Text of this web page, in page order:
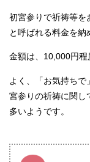
初宮参りで祈祷等を
と呼ばれる料金を納
金額は、10,000円程
よく、「お気持ち
宮参りの祈祷に関し
多いようです。